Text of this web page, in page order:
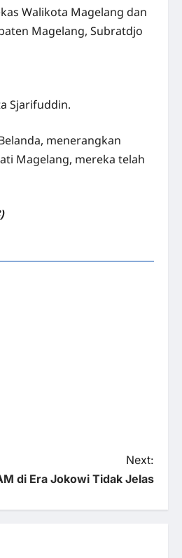
Walikota Magelang dan
Magelang, Subratdjo
Sjarifuddin.
menerangkan
Magelang, mereka telah
Next:
di Era Jokowi Tidak Jelas